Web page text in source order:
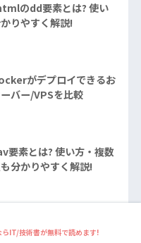
のdd要素とは? 使い
りやすく解説!
がデプロイできるお
バー/VPSを比較
要素とは? 使い方・複数
分かりやすく解説!
を利用したARK:
チプレイ用サーバーの
IT/技術書が無料で読めます!